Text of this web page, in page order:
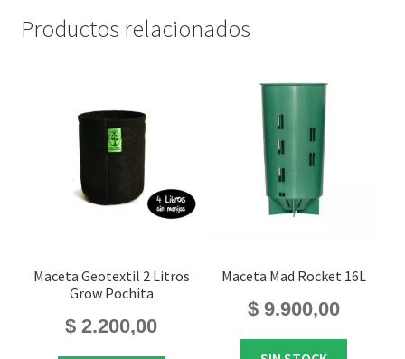
Productos relacionados
Maceta Geotextil 2 Litros
Grow Pochita
$ 2.200,00
Maceta Mad Rocket 16L
$9.900,00